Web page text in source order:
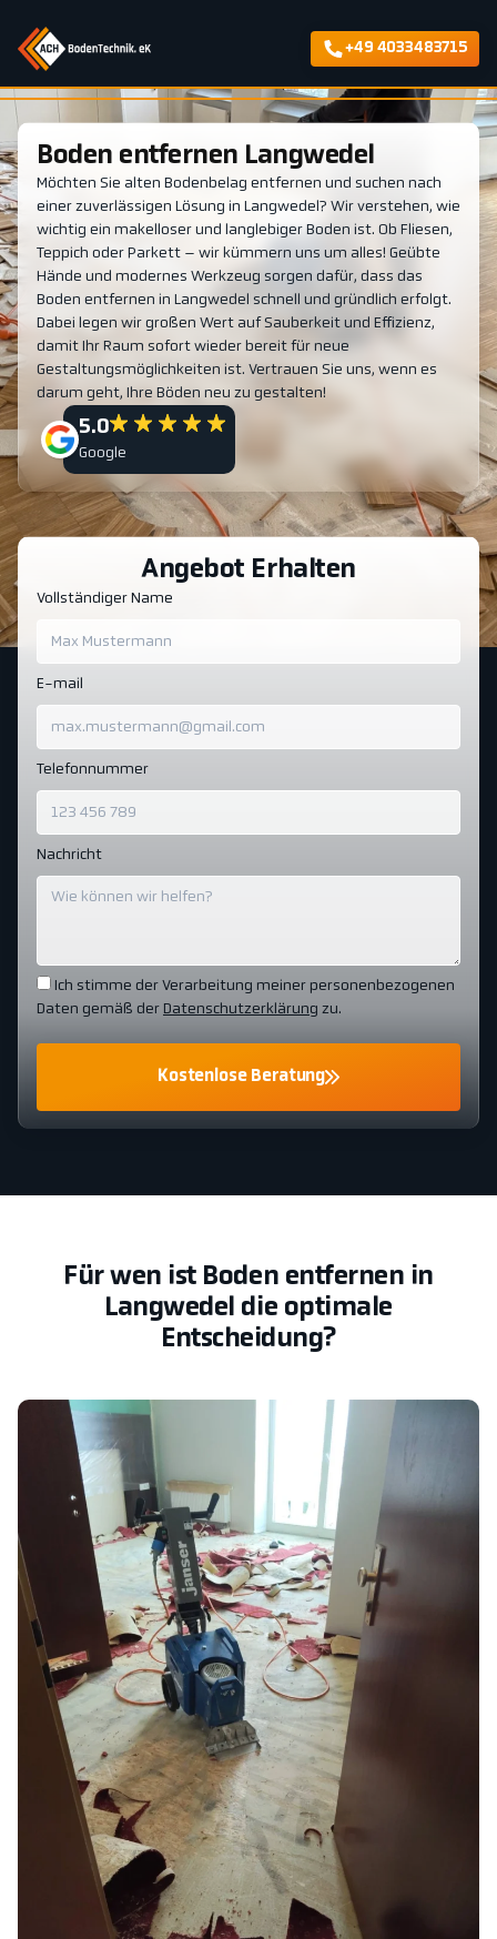
+49 4033483715
Boden entfernen Langwedel
Möchten Sie alten Bodenbelag entfernen und suchen nach
einer zuverlässigen Lösung in Langwedel? Wir verstehen, wie
wichtig ein makelloser und langlebiger Boden ist. Ob Fliesen,
Teppich oder Parkett – wir kümmern uns um alles! Geübte
Hände und modernes Werkzeug sorgen dafür, dass das
Boden entfernen in Langwedel schnell und gründlich erfolgt.
Dabei legen wir großen Wert auf Sauberkeit und Effizienz,
damit Ihr Raum sofort wieder bereit für neue
Gestaltungsmöglichkeiten ist. Vertrauen Sie uns, wenn es
darum geht, Ihre Böden neu zu gestalten!
5.0
Google
Angebot Erhalten
Vollständiger Name
E-mail
Telefonnummer
Nachricht
Ich stimme der Verarbeitung meiner personenbezogenen
Daten gemäß der Datenschutzerklärung zu.
Kostenlose Beratung
Für wen ist Boden entfernen in
Langwedel die optimale
Entscheidung?